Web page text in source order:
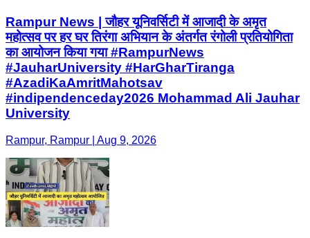
Rampur News | जौहर यूनिवर्सिटी में आजादी के अमृत
महोत्सव पर हर घर तिरंगा अभियान के अंतर्गत रंगोली प्रतियोगिता
का आयोजन किया गया #RampurNews
#JauharUniversity #HarGharTiranga
#AzadiKaAmritMahotsav
#indipendenceday2026 Mohammad Ali Jauhar
University
Rampur, Rampur | Aug 9, 2026